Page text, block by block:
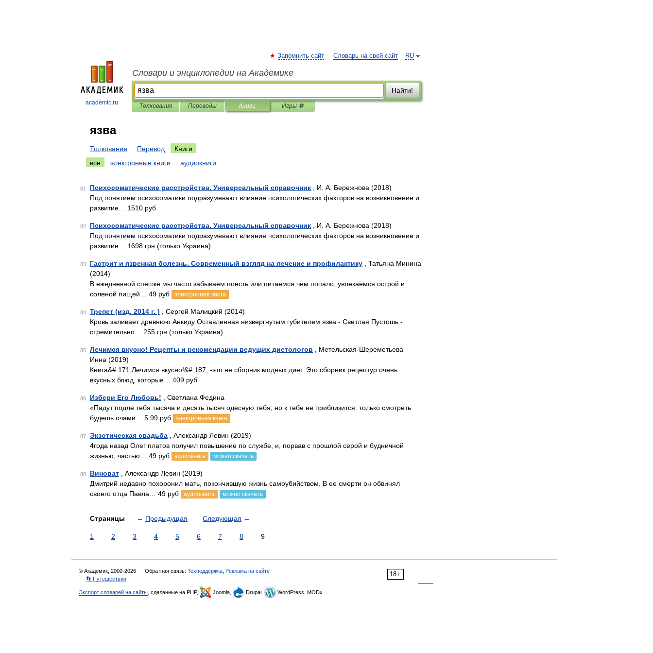
academic.ru
RU
Запомнить сайт Словарь на свой сайт
Словари и энциклопедии на Академике
Найти!
Толкования Переводы Книги Игры ⚽
язва
Толкование Перевод
Книги
все
электронные книги аудиокниги
81 Психосоматические расстройства. Универсальный справочник , И. А. Бережнова (2018)
Под понятием психосоматики подразумевают влияние психологических факторов на возникновение и
развитие… 1510 руб
82 Психосоматические расстройства. Универсальный справочник , И. А. Бережнова (2018)
Под понятием психосоматики подразумевают влияние психологических факторов на возникновение и
развитие… 1698 грн (только Украина)
83 Гастрит и язвенная болезнь. Современный взгляд на лечение и профилактику , Татьяна Минина
(2014)
В ежедневной спешке мы часто забываем поесть или питаемся чем попало, увлекаемся острой и
соленой пищей… 49 руб
электронная книга
84 Трепет (изд. 2014 г. ) , Сергей Малицкий (2014)
Кровь заливает древнюю Анкиду Оставленная низвергнутым губителем язва - Светлая Пустошь -
стремительно… 255 грн (только Украина)
85 Лечимся вкусно! Рецепты и рекомендации ведущих диетологов , Метельская-Шереметьева
Инна (2019)
Книга&# 171;Лечимся вкусно!&# 187; -это не сборник модных диет. Это сборник рецептур очень
вкусных блюд, которые… 409 руб
86 Избери Его Любовь! , Светлана Федина
«Падут подле тебя тысяча и десять тысяч одесную тебя; но к тебе не приблизится: только смотреть
будешь очами… 5.99 руб
электронная книга
87 Экзотическая свадьба , Александр Левин (2019)
4года назад Олег платов получил повышение по службе, и, порвав с прошлой серой и будничной
жизнью, частью… 49 руб
аудиокнига можно скачать
88 Виноват , Александр Левин (2019)
Дмитрий недавно похоронил мать, покончившую жизнь самоубийством. В ее смерти он обвинял
своего отца Павла… 49 руб
аудиокнига можно скачать
Страницы ← Предыдущая Следующая →
1 2 3 4 5 6 7 8 9
18+
© Академик, 2000-2026 Обратная связь: Техподдержка Реклама на сайте
👣 Путешествия
Экспорт словарей на сайты , сделанные на PHP, Joomla, Drupal, WordPress, MODx.